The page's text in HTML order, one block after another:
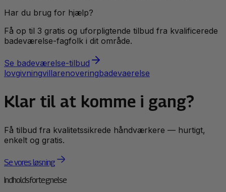
Har du brug for hjælp?
Få op til 3 gratis og uforpligtende tilbud fra kvalificerede
badeværelse-fagfolk i dit område.
Se badeværelse-tilbud
lovgivningvillarenoveringbadevaerelse
Klar til at komme i gang?
Få tilbud fra kvalitetssikrede håndværkere — hurtigt,
enkelt og gratis.
Se vores løsning
Indholdsfortegnelse